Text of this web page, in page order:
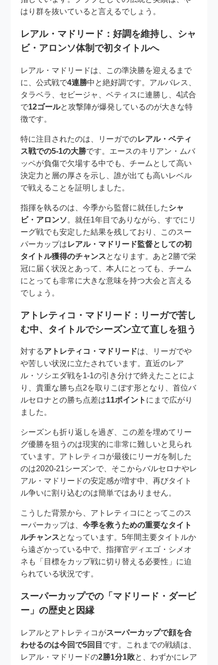
はり群を抜いていると言えるでしょう。
レアル・マドリード：好調を維持し、シャ
ビ・アロンソ体制で初タイトルへ
レアル・マドリードは、この準決勝を迎えるまで
に、公式戦で4連勝中と絶好調です。アルバレス、
タラベラ、セビージャ、ベティスに連勝し、4試合
で12ゴールと攻撃陣が爆発しているのが大きな特
徴です。
特に注目されたのは、リーガでのレアル・ベティ
ス戦での5-1の大勝です。エースのキリアン・ムバ
ッペが負傷で欠場する中でも、チームとして高い
決定力と層の厚さを示し、誰が出ても高いレベル
で戦えることを証明しました。
指揮を執るのは、今季から監督に就任したシャ
ビ・アロンソ。就任1年目でありながら、すでにリ
ーグ戦でも安定した結果を残しており、このスー
パーカップはレアル・マドリード監督としての初
タイトル獲得のチャンスとなります。あと2勝で栄
冠に届く状況とあって、本人にとっても、チーム
にとっても非常に大きな意味を持つ大会と言える
でしょう。
アトレティコ・マドリード：リーガで苦し
む中、タイトルでシーズン立て直しを狙う
対するアトレティコ・マドリードは、リーガでや
や苦しい状況に立たされています。直近のレア
ル・ソシエダ戦を1-1の引き分けで終えたことによ
り、貴重な勝ち点2を取りこぼす形となり、首位バ
ルセロナとの勝ち点差は11ポイント にまで広がり
ました。
シーズンも折り返しを過ぎ、この差を埋めてリー
グ優勝を狙うのは現実的に非常に難しいと見られ
ています。アトレティコが最後にリーガを制した
のは2020-21シーズンで、そこからバルセロナやレ
アル・マドリードの安定感が増す中、再びタイト
ル争いに割り込むのは簡単ではありません。
こうした背景から、アトレティコにとってこのス
ーパーカップは、今季を救うための重要なタイト
ルチャンスとなっています。5年間主要タイトルか
ら遠ざかっている中で、指揮官ディエゴ・シメオ
ネも「目標をカップ戦に切り替える必要性」に迫
られている状況です。
スーパーカップでの「マドリード・ダービ
ー」の歴史と因縁
レアルとアトレティコがスーパーカップで顔を合
わせるのは今回で5回目 です。これまでの戦績は、
レアル・マドリードの2勝1分1敗と、わずかにレア